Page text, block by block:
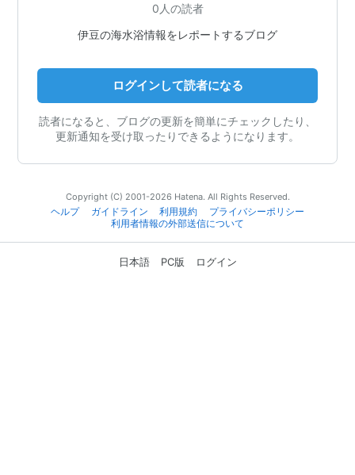
0人の読者
伊豆の海水浴情報をレポートするブログ
ログインして読者になる
読者になると、ブログの更新を簡単にチェックしたり、
更新通知を受け取ったりできるようになります。
Copyright (C) 2001-2026 Hatena. All Rights Reserved.
ヘルプ
ガイドライン 利用規約
プライバシーポリシー
利用者情報の外部送信について
日本語 PC版 ログイン